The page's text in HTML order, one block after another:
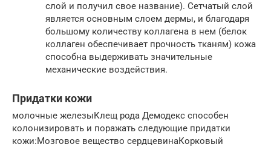
слой и получил свое название). Сетчатый слой
является основным слоем дермы, и благодаря
большому количеству коллагена в нем (белок
коллаген обеспечивает прочность тканям) кожа
способна выдерживать значительные
механические воздействия.
Придатки кожи
молочные железыКлещ рода Демодекс способен
колонизировать и поражать следующие придатки
кожи:Мозговое вещество сердцевинаКорковый